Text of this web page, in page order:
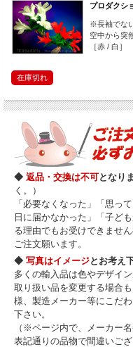
プロダクシ
※長袖でな
空中から突
［赤 / 白］
在庫切れ
◆ 返品・交換は不可となり
く。）
「必要なくなった」「思っ
日に届かなかった」「子ど
る理由でもお受けできませ
ご注文願います。
◆ 写真はイメージとお考え
多くの輸入品は色やデザイ
取り扱い品を変更する場合
様、製造メーカー等にこだ
下さい。
（※ページ内で、メーカー
表記通りの品物で間違いござ